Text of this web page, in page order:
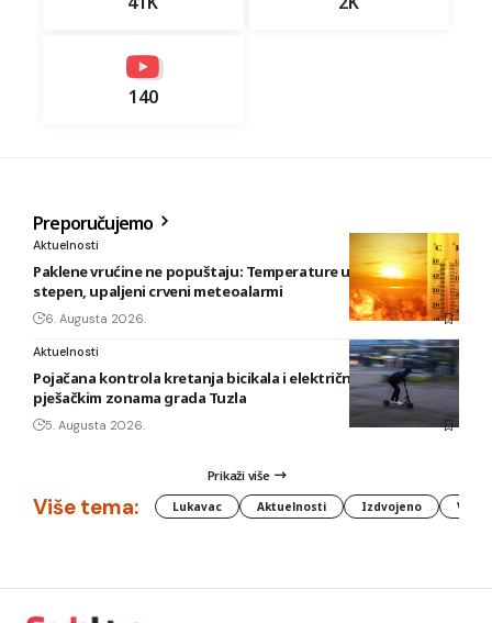
140
Preporučujemo
Aktuelnosti
Paklene vrućine ne popuštaju: Temperature u BiH i do 41
stepen, upaljeni crveni meteoalarmi
6. Augusta 2026.
Aktuelnosti
Pojačana kontrola kretanja bicikala i električnih romobila u
pješačkim zonama grada Tuzla
5. Augusta 2026.
Prikaži više
Više tema: Lukavac Aktuelnosti Izdvojeno